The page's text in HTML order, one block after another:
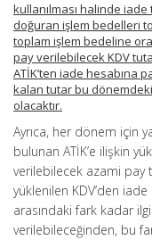
kullanılması halinde
doğuran işlem bedelleri
toplam işlem bedeline
pay verilebilecek KDV
ATİK’ten iade hesabına
kalan tutar bu
olacaktır.
Ayrıca, her dönem için
bulunan ATİK’e ilişkin
verilebilecek azami pay
yüklenilen KDV’den
arasındaki fark kadar
verilebileceğinden, bu